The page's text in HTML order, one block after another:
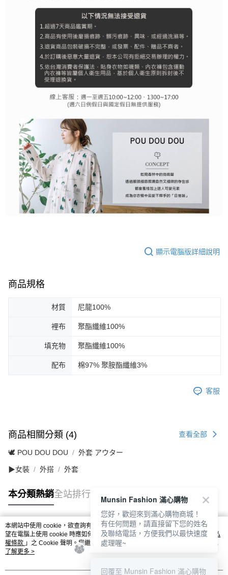
顯示電腦版詳細說明
商品規格
材質 尼龍100%
裡布 聚酯纖維100%
填充物 聚酯纖維100%
配布 棉97% 聚胺酯纖維3%
客服
商品相關分類 (4) 查看全部
🕊️ POU DOU DOU 外套 アウター
▶女裝 外搭 外套
本分類熱銷全站排行
熱門標籤
本網站中使用 cookie，欲查詢有關本網站使用 cookie 方式之詳情，及若您不希
望在電腦上使用 cookie 時應如何變更電腦的 cookie 設定，請參閱本網站「
隱私
權條款 」之 Cookie 聲明。您繼續使用本網站即表示您同意本公司得按本網站使
用條款之 Cookie 聲明使用 cookie。
了解更多 >
Munsin Fashion 滿心購物
您好，歡迎來到滿心購物商城！
有任何問題，請直接留下您的姓名
及聯絡電話，方便我們以最快速度
處理喔~
回覆至 Munsin Fashion 滿心購物